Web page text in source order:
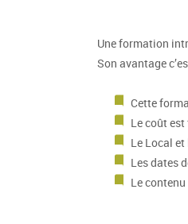
Une formation
Son avantage
Cette
Le coût
Le Local
Les dates
Le